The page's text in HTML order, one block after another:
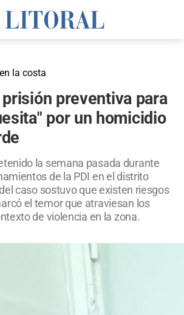
la costa
preventiva para
por un homicidio
la semana pasada durante
de la PDI en el distrito
caso sostuvo que existen riesgos
el temor que atraviesan los
de violencia en la zona.